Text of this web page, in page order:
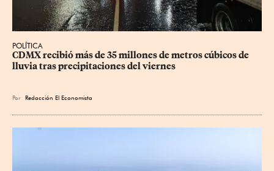
POLÍTICA
CDMX recibió más de 35 millones de metros cúbicos de
lluvia tras precipitaciones del viernes
Por Redacción El Economista